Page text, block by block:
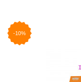
-10%